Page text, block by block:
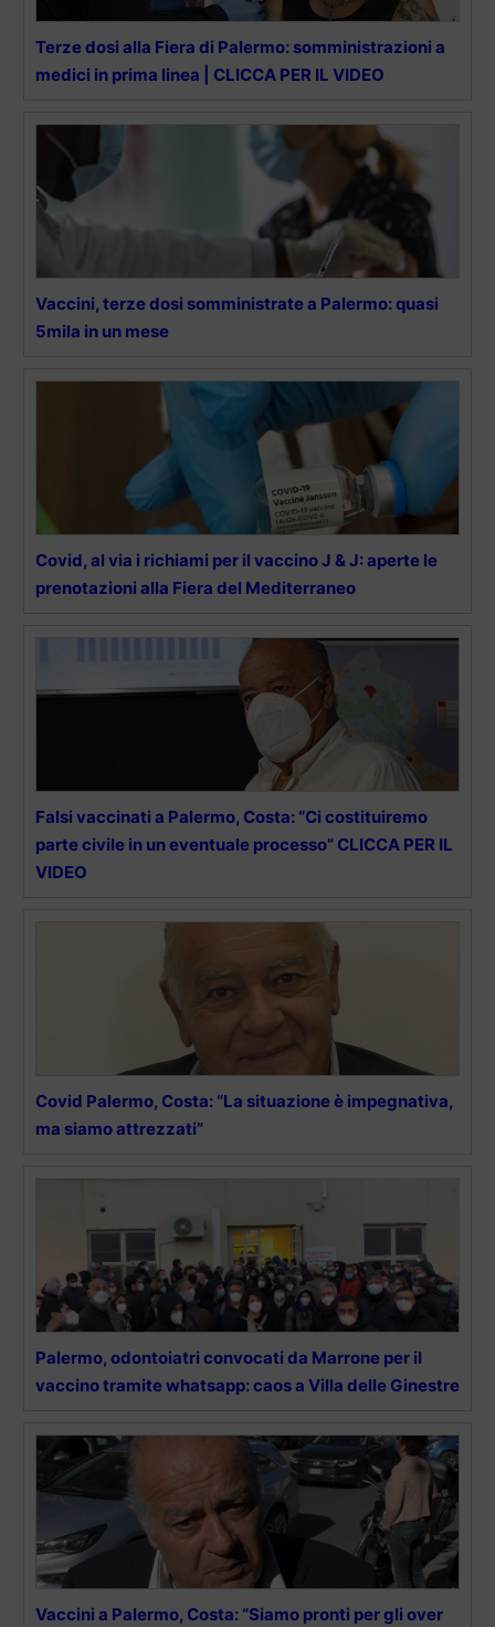
Terze dosi alla Fiera di Palermo: somministrazioni a
medici in prima linea | CLICCA PER IL VIDEO
Vaccini, terze dosi somministrate a Palermo: quasi
5mila in un mese
Covid, al via i richiami per il vaccino J & J: aperte le
prenotazioni alla Fiera del Mediterraneo
Falsi vaccinati a Palermo, Costa: “Ci costituiremo
parte civile in un eventuale processo” CLICCA PER IL
VIDEO
Covid Palermo, Costa: “La situazione è impegnativa,
ma siamo attrezzati”
Palermo, odontoiatri convocati da Marrone per il
vaccino tramite whatsapp: caos a Villa delle Ginestre
Vaccini a Palermo, Costa: “Siamo pronti per gli over